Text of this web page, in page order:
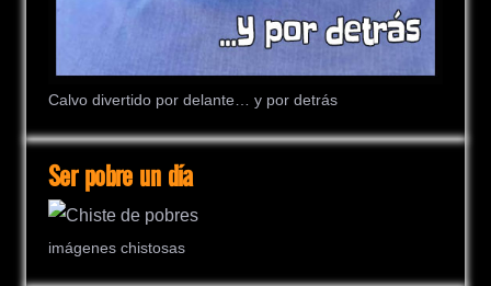
Calvo divertido por delante… y por detrás
Ser pobre un día
imágenes chistosas